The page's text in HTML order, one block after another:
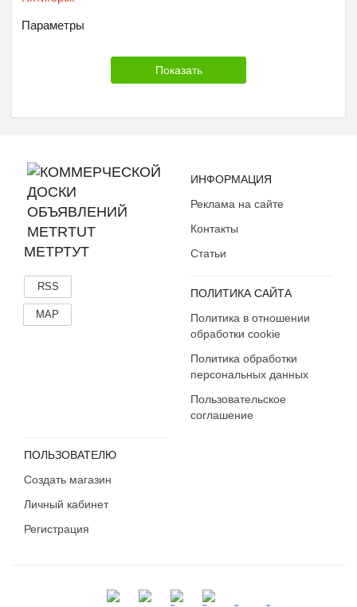
Параметры
МЕТРТУТ
RSS
MAP
ИНФОРМАЦИЯ
Реклама на сайте
Контакты
Статьи
ПОЛИТИКА САЙТА
Политика в отношении
обработки cookie
Политика обработки
персональных данных
Пользовательское
соглашение
ПОЛЬЗОВАТЕЛЮ
Создать магазин
Личный кабинет
Регистрация